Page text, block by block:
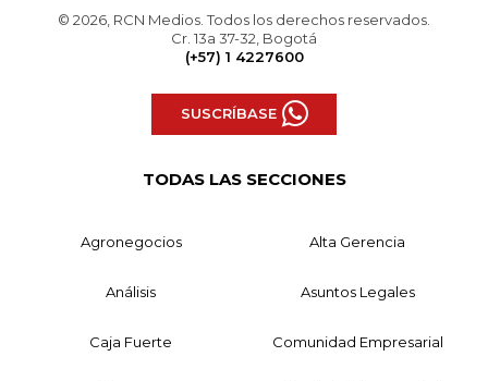
© 2026, RCN Medios. Todos los derechos reservados.
Cr. 13a 37-32, Bogotá
(+57) 1 4227600
SUSCRÍBASE
TODAS LAS SECCIONES
Agronegocios Alta Gerencia
Análisis Asuntos Legales
Caja Fuerte Comunidad Empresarial